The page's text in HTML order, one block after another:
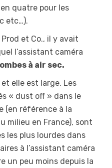
quatre pour les
etc…).
et Co., il y avait
l’assistant caméra
à air sec.
et elle est large. Les
« dust off » dans le
(en référence à la
milieu en France), sont
les plus lourdes dans
à l’assistant caméra
un peu moins depuis la